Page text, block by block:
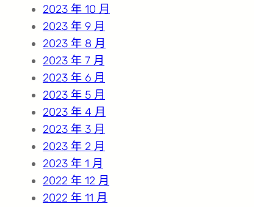
2023 年 10 月
2023 年 9 月
2023 年 8 月
2023 年 7 月
2023 年 6 月
2023 年 5 月
2023 年 4 月
2023 年 3 月
2023 年 2 月
2023 年 1 月
2022 年 12 月
2022 年 11 月